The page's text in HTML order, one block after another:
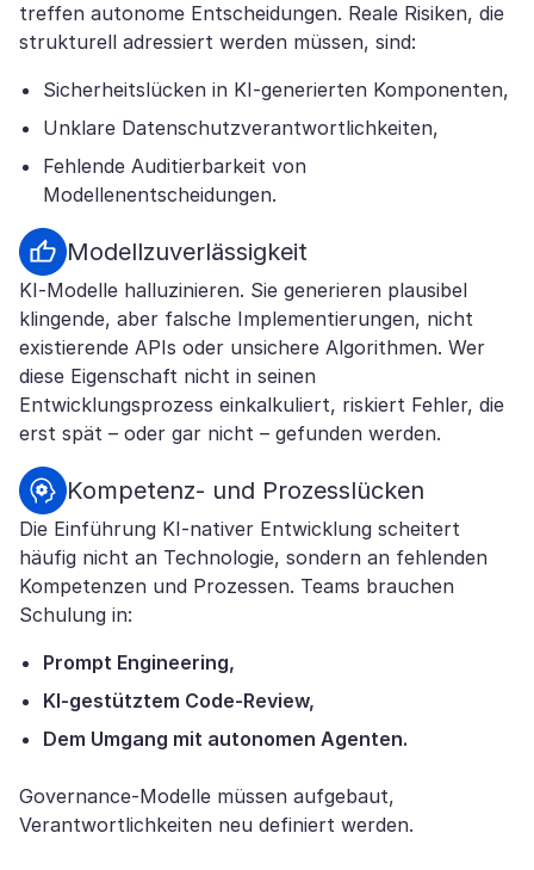
treffen autonome Entscheidungen. Reale Risiken, die
strukturell adressiert werden müssen, sind:
Sicherheitslücken in KI-generierten Komponenten,
Unklare Datenschutzverantwortlichkeiten,
Fehlende Auditierbarkeit von
Modellenentscheidungen.
Modellzuverlässigkeit
KI-Modelle halluzinieren. Sie generieren plausibel
klingende, aber falsche Implementierungen, nicht
existierende APIs oder unsichere Algorithmen. Wer
diese Eigenschaft nicht in seinen
Entwicklungsprozess einkalkuliert, riskiert Fehler, die
erst spät – oder gar nicht – gefunden werden.
Kompetenz- und Prozesslücken
Die Einführung KI-nativer Entwicklung scheitert
häufig nicht an Technologie, sondern an fehlenden
Kompetenzen und Prozessen. Teams brauchen
Schulung in:
Prompt Engineering,
KI-gestütztem Code-Review,
Dem Umgang mit autonomen Agenten.
Governance-Modelle müssen aufgebaut,
Verantwortlichkeiten neu definiert werden.